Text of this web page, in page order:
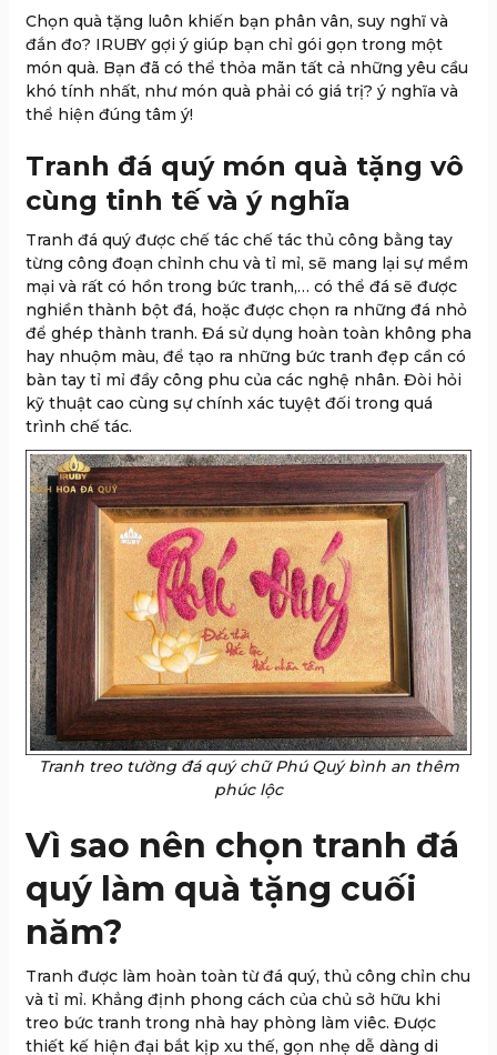
Chọn quà tặng luôn khiến bạn phân vân, suy nghĩ và
đắn đo? IRUBY gợi ý giúp bạn chỉ gói gọn trong một
món quà. Bạn đã có thể thỏa mãn tất cả những yêu cầu
khó tính nhất, như món quà phải có giá trị? ý nghĩa và
thể hiện đúng tâm ý!
Tranh đá quý món quà tặng vô
cùng tinh tế và ý nghĩa
Tranh đá quý được chế tác chế tác thủ công bằng tay
từng công đoạn chỉnh chu và tỉ mỉ, sẽ mang lại sự mềm
mại và rất có hồn trong bức tranh,… có thể đá sẽ được
nghiền thành bột đá, hoặc được chọn ra những đá nhỏ
để ghép thành tranh. Đá sử dụng hoàn toàn không pha
hay nhuộm màu, để tạo ra những bức tranh đẹp cần có
bàn tay tỉ mỉ đầy công phu của các nghệ nhân. Đòi hỏi
kỹ thuật cao cùng sự chính xác tuyệt đối trong quá
trình chế tác.
Tranh treo tường đá quý chữ Phú Quý bình an thêm
phúc lộc
Vì sao nên chọn tranh đá
quý làm quà tặng cuối
năm?
Tranh được làm hoàn toàn từ đá quý, thủ công chỉn chu
và tỉ mỉ. Khẳng định phong cách của chủ sở hữu khi
treo bức tranh trong nhà hay phòng làm viêc. Được
thiết kế hiện đại bắt kịp xu thế, gọn nhẹ dễ dàng di